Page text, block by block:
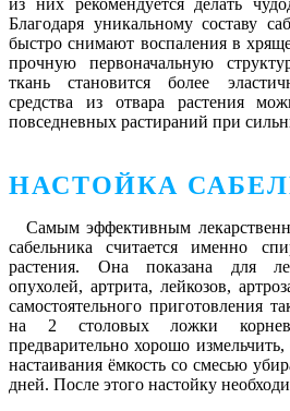
из них рекомендуется делать
Благодаря уникальному составу
быстро снимают воспаления в
прочную первоначальную
ткань становится более
средства из отвара растения
повседневных растираний при
НАСТОЙКА
Самым эффективным
сабельника считается именно
растения. Она показана для
опухолей, артрита, лейкозов,
самостоятельного приготовления
на 2 столовых ложки
предварительно хорошо
настаивания ёмкость со смесью
дней. После этого настойку